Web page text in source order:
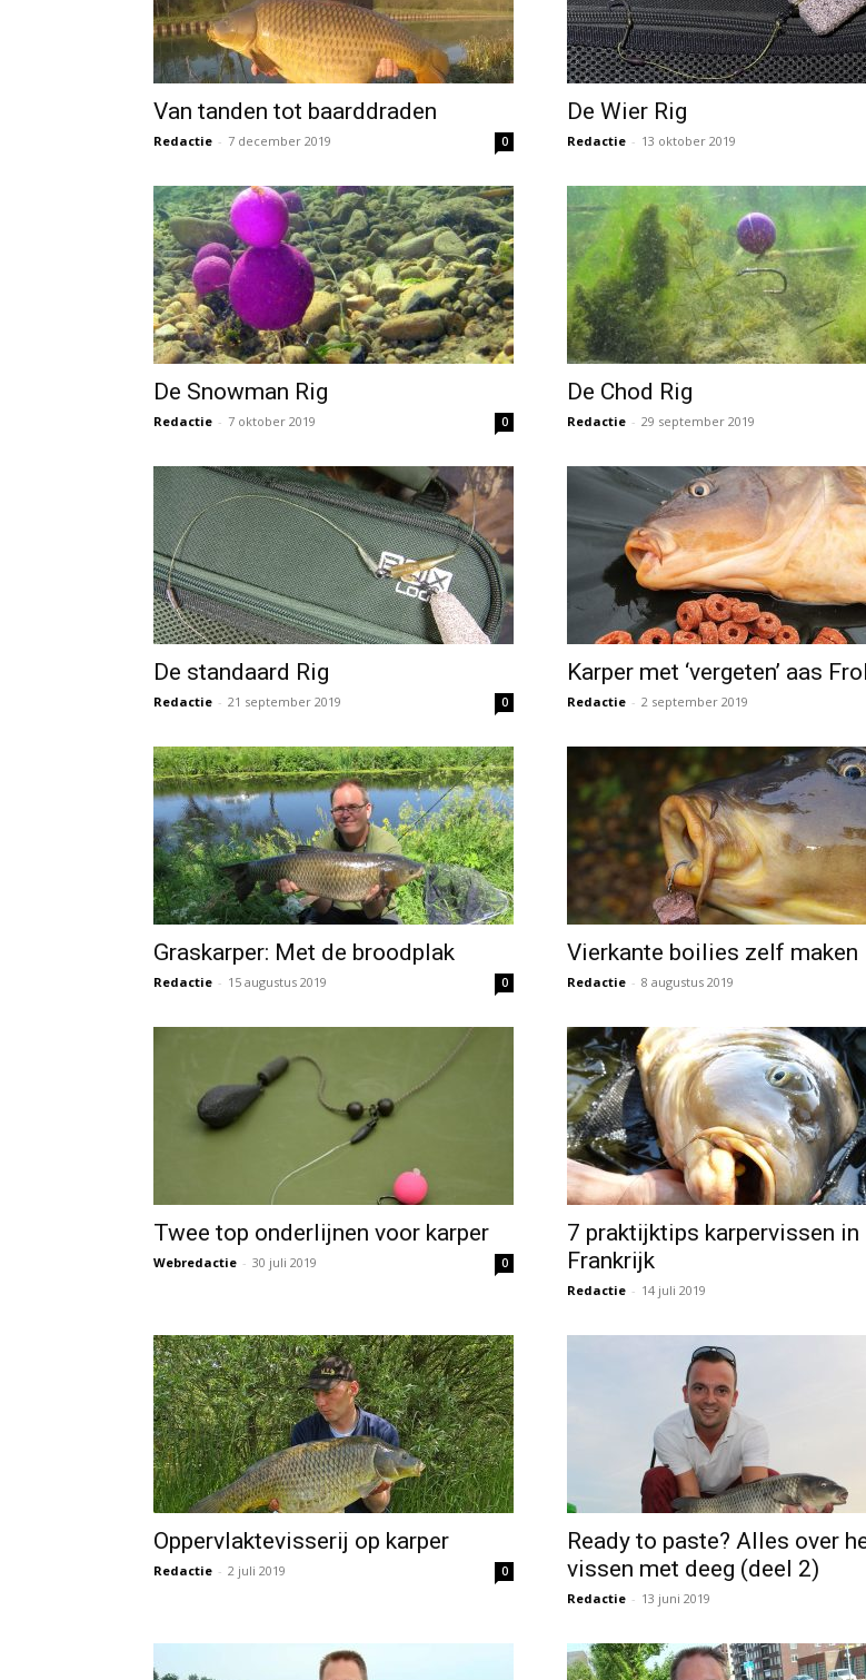
Van tanden tot baarddraden
Redactie - 7 december 2019 0
De Wier Rig
Redactie - 13 oktober 2019
De Snowman Rig
Redactie - 7 oktober 2019 0
De Chod Rig
Redactie - 29 september 2019
De standaard Rig
Redactie - 21 september 2019 0
Karper met ‘vergeten’ aas
Redactie - 2 september 2019
Graskarper: Met de broodplak
Redactie - 15 augustus 2019 0
Vierkante boilies zelf maken
Redactie - 8 augustus 2019
Twee top onderlijnen voor karper
Webredactie - 30 juli 2019 0
7 praktijktips karpervissen in
Frankrijk
Redactie - 14 juli 2019
Oppervlaktevisserij op karper
Redactie - 2 juli 2019 0
Ready to paste? Alles over
vissen met deeg (deel 2)
Redactie - 13 juni 2019